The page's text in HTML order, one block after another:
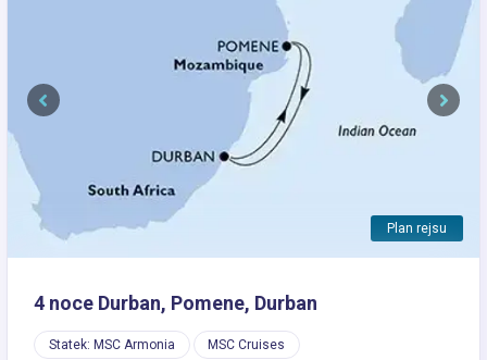
Plan rejsu
Previous Next
4 noce Durban, Pomene, Durban
Statek: MSC Armonia MSC Cruises